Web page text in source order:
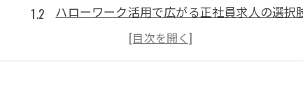
ハローワーク活用で広がる正社員求人の選択
転職希望者が知るべき最新求人動向と傾向
40代50代も安心の愛知県求人安定ポイント